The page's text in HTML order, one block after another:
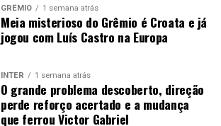
GRÊMIO 1 semana atrás
Meia misterioso do Grêmio é Croata e já
jogou com Luís Castro na Europa
INTER 1 semana atrás
O grande problema descoberto, direção
perde reforço acertado e a mudança
que ferrou Victor Gabriel